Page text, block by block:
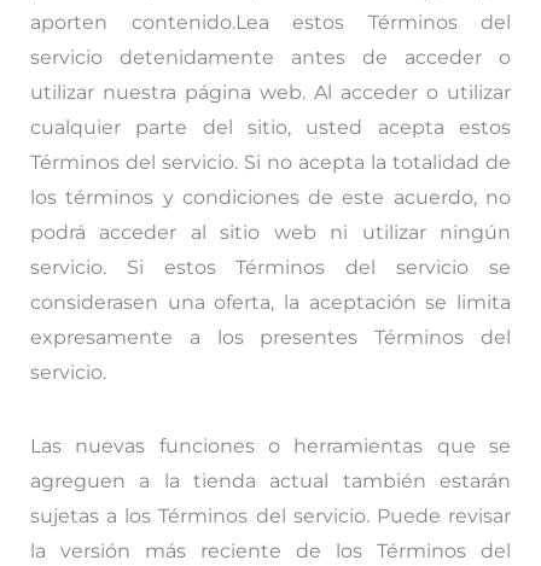
aporten contenido.Lea estos Términos del
servicio detenidamente antes de acceder o
utilizar nuestra página web. Al acceder o utilizar
cualquier parte del sitio, usted acepta estos
Términos del servicio. Si no acepta la totalidad de
los términos y condiciones de este acuerdo, no
podrá acceder al sitio web ni utilizar ningún
servicio. Si estos Términos del servicio se
considerasen una oferta, la aceptación se limita
expresamente a los presentes Términos del
servicio.
Las nuevas funciones o herramientas que se
agreguen a la tienda actual también estarán
sujetas a los Términos del servicio. Puede revisar
la versión más reciente de los Términos del